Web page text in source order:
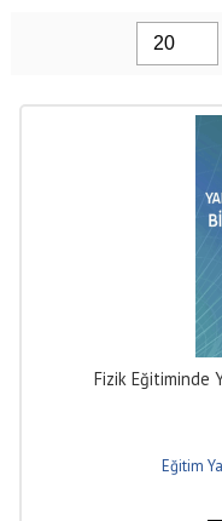
Fizik Eğitiminde
Eğitim